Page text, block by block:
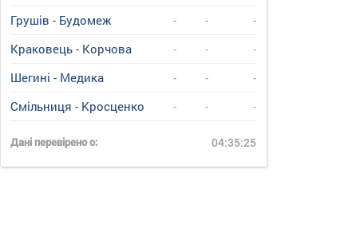
Грушів - Будомеж - -
-
Краковець - Корчова
- -
-
Шегині - Медика
- -
-
Смільниця - Кросценко
- - -
Дані перевірено о: 04:35:25